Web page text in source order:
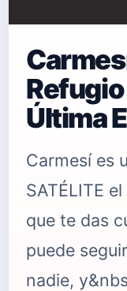
Refugio
Última
Carmesí es
SATÉLITE
que te das
puede
nadie,